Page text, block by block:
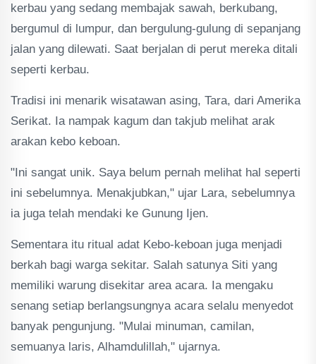
kerbau yang sedang membajak sawah, berkubang,
bergumul di lumpur, dan bergulung-gulung di sepanjang
jalan yang dilewati. Saat berjalan di perut mereka ditali
seperti kerbau.
Tradisi ini menarik wisatawan asing, Tara, dari Amerika
Serikat. Ia nampak kagum dan takjub melihat arak
arakan kebo keboan.
"Ini sangat unik. Saya belum pernah melihat hal seperti
ini sebelumnya. Menakjubkan," ujar Lara, sebelumnya
ia juga telah mendaki ke Gunung Ijen.
Sementara itu ritual adat Kebo-keboan juga menjadi
berkah bagi warga sekitar. Salah satunya Siti yang
memiliki warung disekitar area acara. Ia mengaku
senang setiap berlangsungnya acara selalu menyedot
banyak pengunjung. "Mulai minuman, camilan,
semuanya laris, Alhamdulillah," ujarnya.